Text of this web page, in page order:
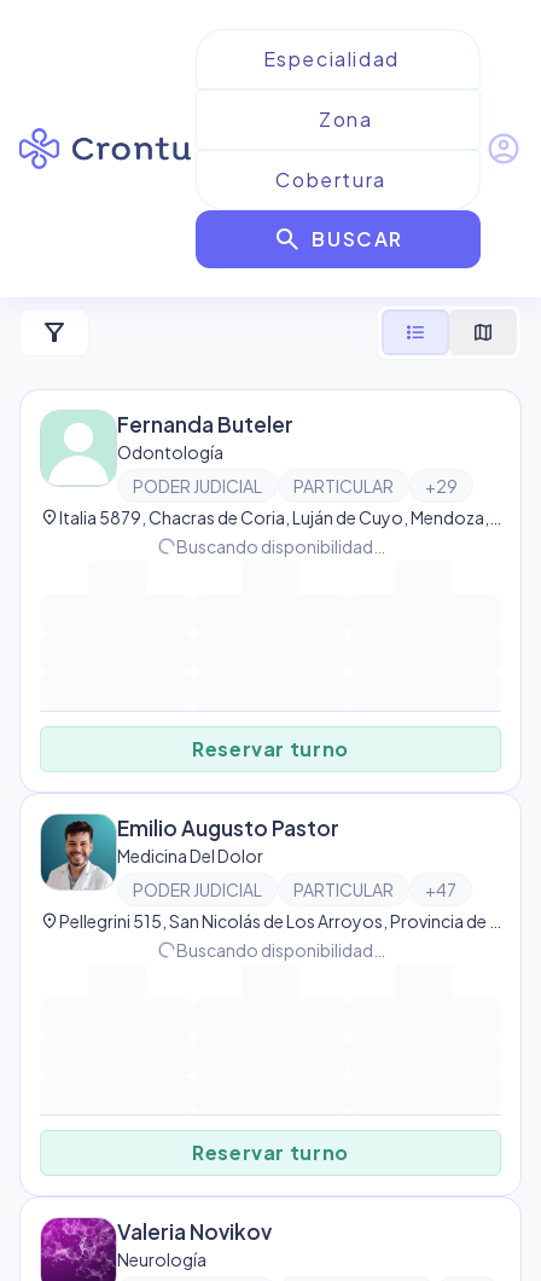
search BUSCAR
account_circle
Resultados paraPoder
filter_alt format_list_bulleted map
Fernanda Buteler
Odontología
PODER JUDICIAL
PARTICULAR +29
location_on
progress_activityBuscando disponibilidad…
Reservar turno
Emilio Augusto Pastor
Medicina Del Dolor
PODER JUDICIAL
PARTICULAR +47
location_on
progress_activityBuscando disponibilidad…
Reservar turno
Valeria Novikov
Neurología